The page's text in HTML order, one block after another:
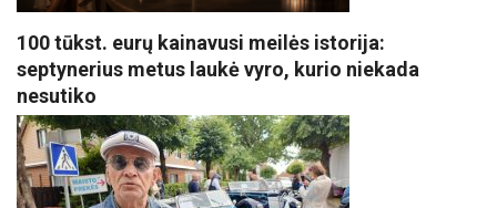
100 tūkst. eurų kainavusi meilės istorija:
septynerius metus laukė vyro, kurio niekada
nesutiko